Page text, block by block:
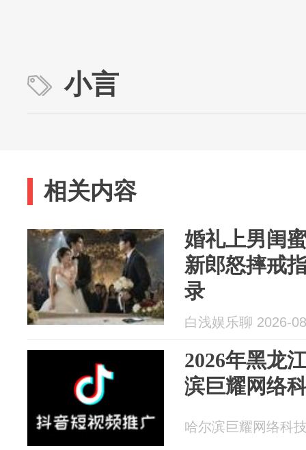
小言
相关内容
婚礼上男闺
新郎怒摔戒
录
白浅娱乐聊 2026-
2026年黑龙
滨巨耀网络
哈尔滨巨耀网络科